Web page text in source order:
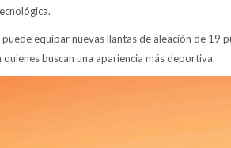
equipar nuevas llantas de aleación de 19
buscan una apariencia más deportiva.